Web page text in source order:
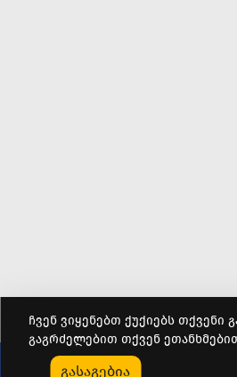
ჩვენ ვიყენებთ ქუქიებს თქვენი
გაგრძელებით თქვენ
გასაგებია